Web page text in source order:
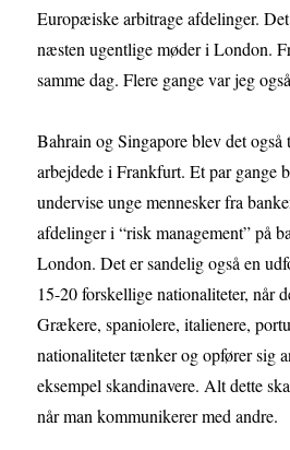
Europæiske arbitrage afdelinger.
næsten ugentlige møder i London.
samme dag. Flere gange var jeg
Bahrain og Singapore blev det også
arbejdede i Frankfurt. Et par gange
undervise unge mennesker fra
afdelinger i “risk management” på
London. Det er sandelig også en
15-20 forskellige nationaliteter, når
Grækere, spaniolere, italienere,
nationaliteter tænker og opfører sig
eksempel skandinavere. Alt dette
når man kommunikerer med andre.